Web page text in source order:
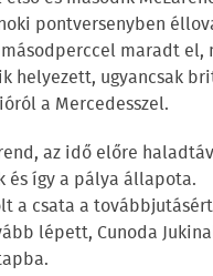
pontversenyben
maradt
helyezett, ugyancsak
a Mercedesszel.
az idő előre
és így a pálya állapota.
a csata a
lépett, Cunoda